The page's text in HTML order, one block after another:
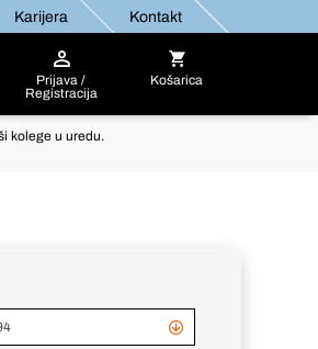
Karijera Kontakt
Prijava /
Registracija
Košarica
kolege u uredu.